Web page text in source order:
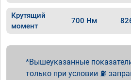
Крутящий
момент
700 Нм
Вышеуказанные
только при условии ⛽